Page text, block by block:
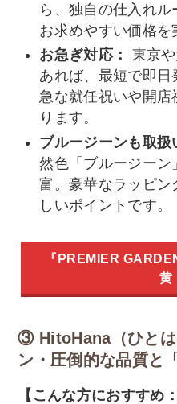
ら、独自の仕入れ
お求めやすい価格を
お急ぎ対応：
東京
あれば、最短で即日
急な就任祝いや開店
ります。
ブルージーンも取扱
然色「ブルージーン
富。豪華なラッピン
しいポイントです。
『PREMIER
黄
③ HitoHana（ひとは
ン・圧倒的な品質と
【こんな方におすすめ